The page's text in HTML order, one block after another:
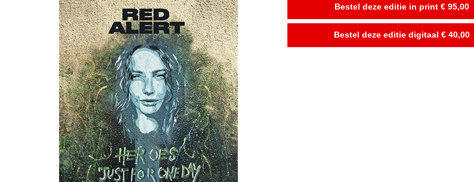
Bestel deze editie in print € 95,00
Bestel deze editie digitaal € 40,00